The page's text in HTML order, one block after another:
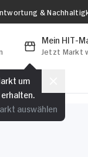
&
Mein HIT-
Jetzt Markt
um
auswählen